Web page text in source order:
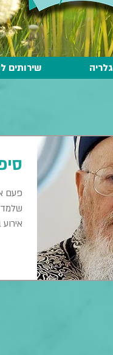
גלריה שירותים
פעם